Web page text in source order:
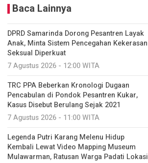
Baca Lainnya
DPRD Samarinda Dorong Pesantren Layak
Anak, Minta Sistem Pencegahan Kekerasan
Seksual Diperkuat
7 Agustus 2026 - 12:00 WITA
TRC PPA Beberkan Kronologi Dugaan
Pencabulan di Pondok Pesantren Kukar,
Kasus Disebut Berulang Sejak 2021
7 Agustus 2026 - 11:00 WITA
Legenda Putri Karang Melenu Hidup
Kembali Lewat Video Mapping Museum
Mulawarman, Ratusan Warga Padati Lokasi